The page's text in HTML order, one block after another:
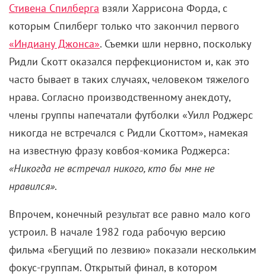
Стивена Спилберга взяли Харрисона Форда, с
которым Спилберг только что закончил первого
«Индиану Джонса». Съемки шли нервно, поскольку
Ридли Скотт оказался перфекционистом и, как это
часто бывает в таких случаях, человеком тяжелого
нрава. Согласно производственному анекдоту,
члены группы напечатали футболки «Уилл Роджерс
никогда не встречался с Ридли Скоттом», намекая
на известную фразу ковбоя-комика Роджерса:
«Никогда не встречал никого, кто бы мне не
нравился».
Впрочем, конечный результат все равно мало кого
устроил. В начале 1982 года рабочую версию
фильма «Бегущий по лезвию» показали нескольким
фокус-группам. Открытый финал, в котором